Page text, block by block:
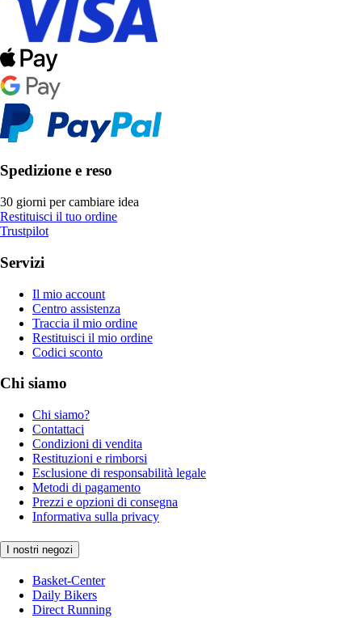
Spedizione e reso
30 giorni per cambiare idea
Restituisci il tuo ordine
Trustpilot
Servizi
Il mio account
Centro assistenza
Traccia il mio ordine
Restituisci il mio ordine
Codici sconto
Chi siamo
Chi siamo?
Contattaci
Condizioni di vendita
Restituzioni e rimborsi
Esclusione di responsabilità legale
Metodi di pagamento
Prezzi e opzioni di consegna
Informativa sulla privacy
I nostri negozi
Basket-Center
Daily Bikers
Direct Running